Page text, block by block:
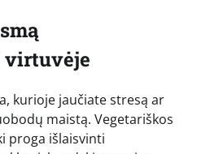
virtuvėje
kurioje jaučiate stresą ar
maistą. Vegetariškos
proga išlaisvinti